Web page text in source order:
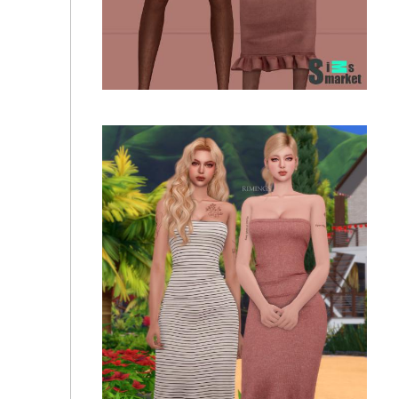
Топ в рубчик с длинными рукавами и широкие
джинсы с разрезом и серьга R